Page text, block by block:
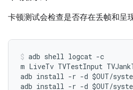
卡顿测试会检查是否存在丢帧和呈
adb shell logcat -c
m LiveTv TVTestInput
adb install -r -d $OUT/
adb install -r -d $OUT/